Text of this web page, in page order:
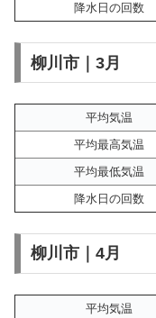
降水日の回数
柳川市｜3月
平均気温
平均最高気温
平均最低気温
降水日の回数
柳川市｜4月
平均気温